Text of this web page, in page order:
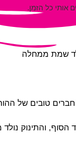
אותי כל הזמן.
שמת ממחלה
טובים של
הסוף, והתינוק